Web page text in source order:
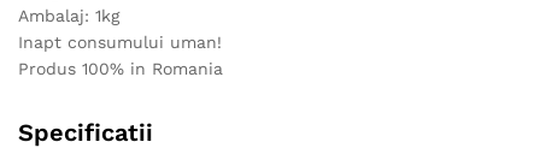
Ambalaj: 1kg
Inapt consumului uman!
Produs 100% in Romania
Specificatii